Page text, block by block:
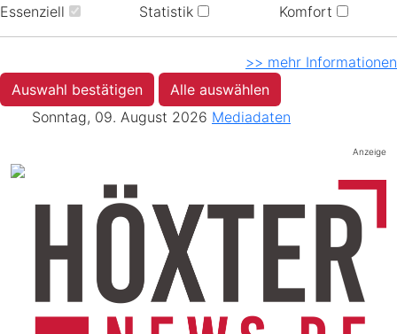
Essenziell
Statistik Komfort
>> mehr Informationen
Auswahl bestätigen
Alle auswählen
Sonntag, 09. August 2026 Mediadaten
Anzeige